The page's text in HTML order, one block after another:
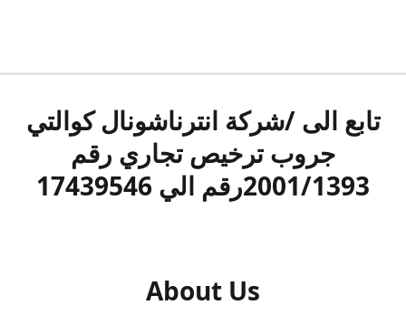
تابع الى /شركة انترناشونال كوالتي
جروب ترخيص تجاري رقم
2001/1393رقم الي 17439546
About Us